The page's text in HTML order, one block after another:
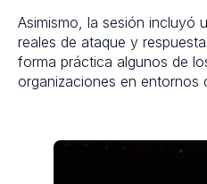
Asimismo, la sesión incluyó
reales de ataque y
forma práctica algunos de
organizaciones en entornos